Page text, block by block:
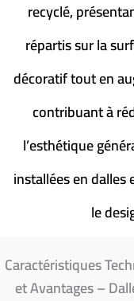
recyclé,
répartis sur la
décoratif tout en
contribuant à
l’esthétique
installées en
le
Caractéristiques
et Avantages –